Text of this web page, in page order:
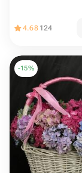
4.68 124
-15%